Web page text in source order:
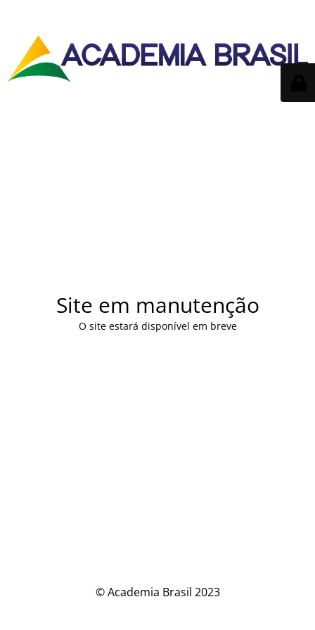
Site em manutenção
O site estará disponível em breve
© Academia Brasil 2023